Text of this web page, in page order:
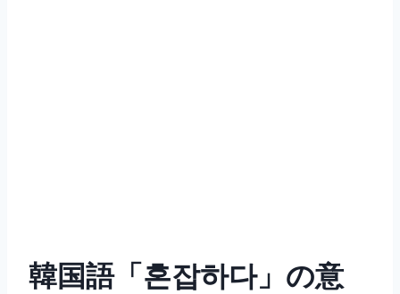
韓国語「혼잡하다」の意